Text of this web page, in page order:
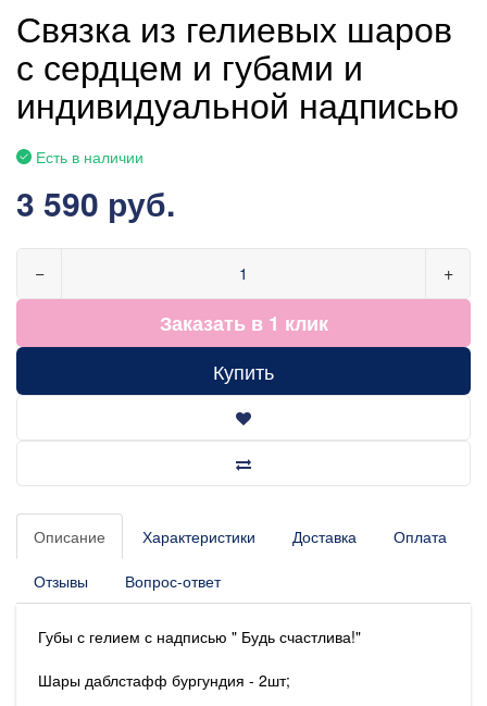
Связка из гелиевых шаров
с сердцем и губами и
индивидуальной надписью
Есть в наличии
3 590 руб.
− +
Заказать в 1 клик
Купить
Описание Характеристики Доставка Оплата
Отзывы Вопрос-ответ
Губы с гелием с надписью " Будь счастлива!"
Шары даблстафф бургундия - 2шт;